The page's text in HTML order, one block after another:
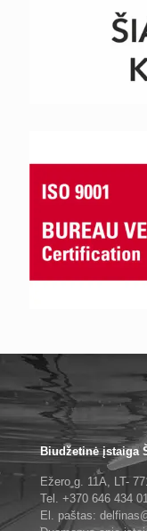
Biudžetinė įstaiga
Ežero g. 11A, LT-
Tel. +370 646 434 01
El. paštas: